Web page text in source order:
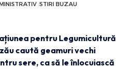
STIRI BUZAU
pentru Legumicultură
caută geamuri vechi
sere, ca să le înlocuiască